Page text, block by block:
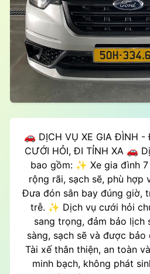
🚗 DỊCH VỤ XE GIA ĐÌNH -
CƯỚI HỎI, ĐI TỈNH XA 🚗
bao gồm: ✨ Xe gia đình
rộng rãi, sạch sẽ, phù hợp
Đưa đón sân bay đúng giờ,
trễ. ✨ Dịch vụ cưới hỏi
sang trọng, đảm bảo lịch
sàng, sạch sẽ và được
Tài xế thân thiện, an toàn
minh bạch, không phát